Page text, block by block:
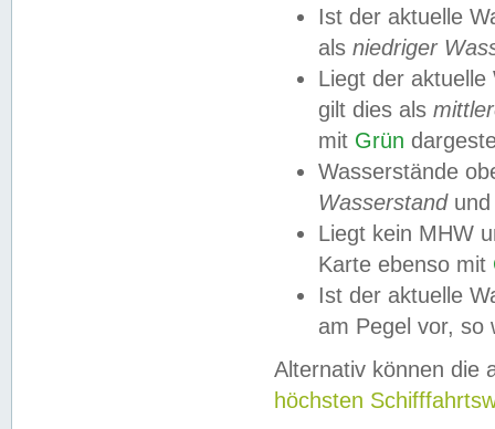
Ist der aktuelle
als niedriger
Liegt der
gilt dies als
mit Grün
Wasserstände
Wasserstandund
Liegt kein MHW
Karte ebenso mit
Ist der aktuelle
am Pegel vor,
Alternativ können die
höchsten